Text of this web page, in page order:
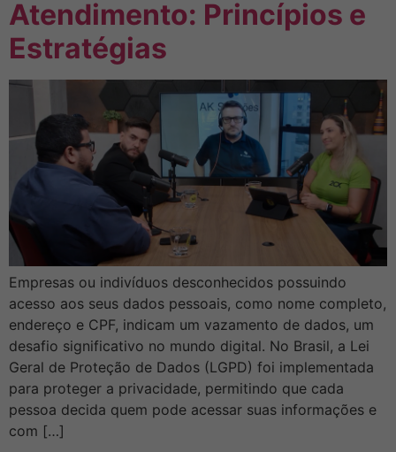
Atendimento: Princípios e
Estratégias
Empresas ou indivíduos desconhecidos possuindo
acesso aos seus dados pessoais, como nome completo,
endereço e CPF, indicam um vazamento de dados, um
desafio significativo no mundo digital. No Brasil, a Lei
Geral de Proteção de Dados (LGPD) foi implementada
para proteger a privacidade, permitindo que cada
pessoa decida quem pode acessar suas informações e
com […]